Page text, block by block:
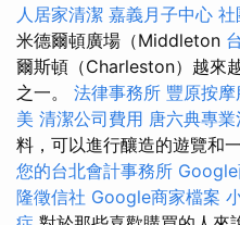
人居家清潔 嘉義月子中心 社
米德爾頓廣場（Middleton
爾斯頓（Charleston）越來
之一。 法律事務所 豐原按
美 清潔公司費用 唐六典專業
料，可以進行釀造的遊覽和
您的台北會計事務所
隆徵信社 Google商家檔案